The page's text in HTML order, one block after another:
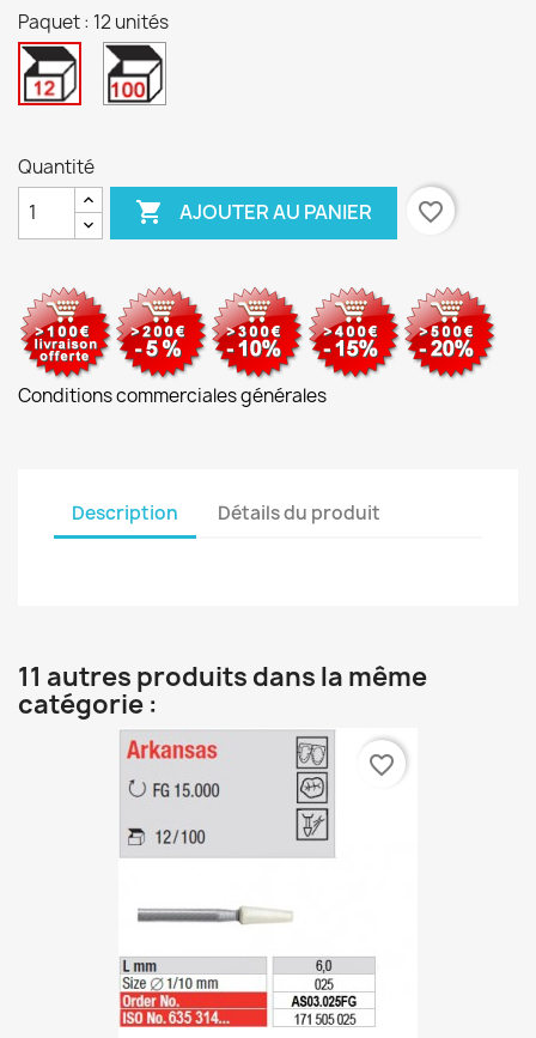
Paquet : 12 unités
12
unités
Quantité
 AJOUTER AU PANIER favorite_border
Conditions commerciales générales
Description Détails du produit
11 autres produits dans la même
catégorie :
favorite_border